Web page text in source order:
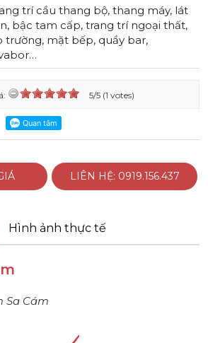
trí cầu thang bộ, thang máy, lát
bậc tam cấp, trang trí ngoại thất,
trường, mặt bếp, quầy bar,
5/5 (1 votes)
LIÊN HỆ: 0919.156.437
Hình ảnh thực tế
Sa Cám